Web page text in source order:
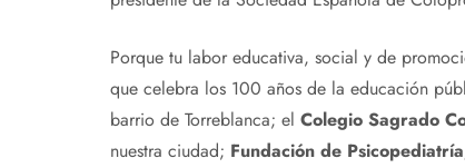
Porque tu labor educativa, social y de
que celebra los 100 años de la educación
barrio de Torreblanca; el Colegio Sagrado
nuestra ciudad; Fundación de